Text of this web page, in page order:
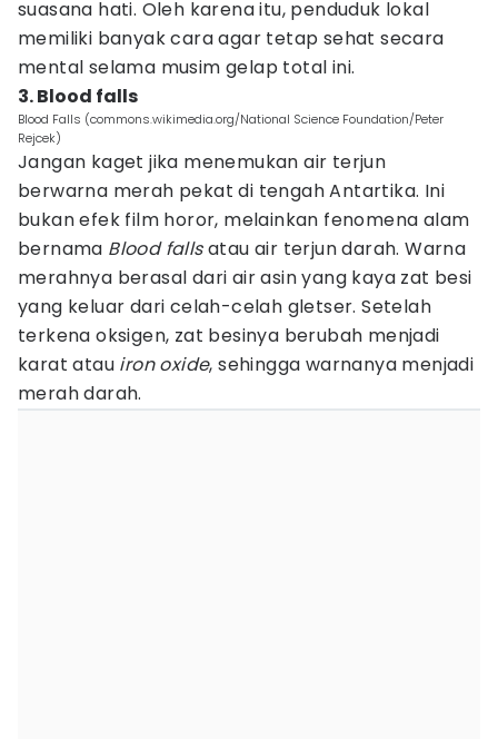
suasana hati. Oleh karena itu, penduduk lokal
memiliki banyak cara agar tetap sehat secara
mental selama musim gelap total ini.
3. Blood falls
Blood Falls (commons.wikimedia.org/National Science Foundation/Peter
Rejcek)
Jangan kaget jika menemukan air terjun
berwarna merah pekat di tengah Antartika. Ini
bukan efek film horor, melainkan fenomena alam
bernama Blood fallsatau air terjun darah. Warna
merahnya berasal dari air asin yang kaya zat besi
yang keluar dari celah-celah gletser. Setelah
terkena oksigen, zat besinya berubah menjadi
karat atau iron oxide, sehingga warnanya menjadi
merah darah.